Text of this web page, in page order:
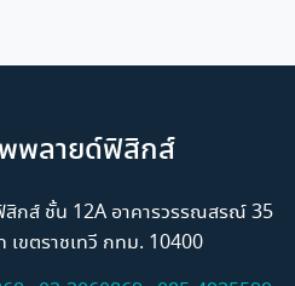
พพลายด์ฟิสิกส์
สิกส์ ชั้น 12A อาคารวรรณสรณ์ 35
ขตราชเทวี กทม. 10400